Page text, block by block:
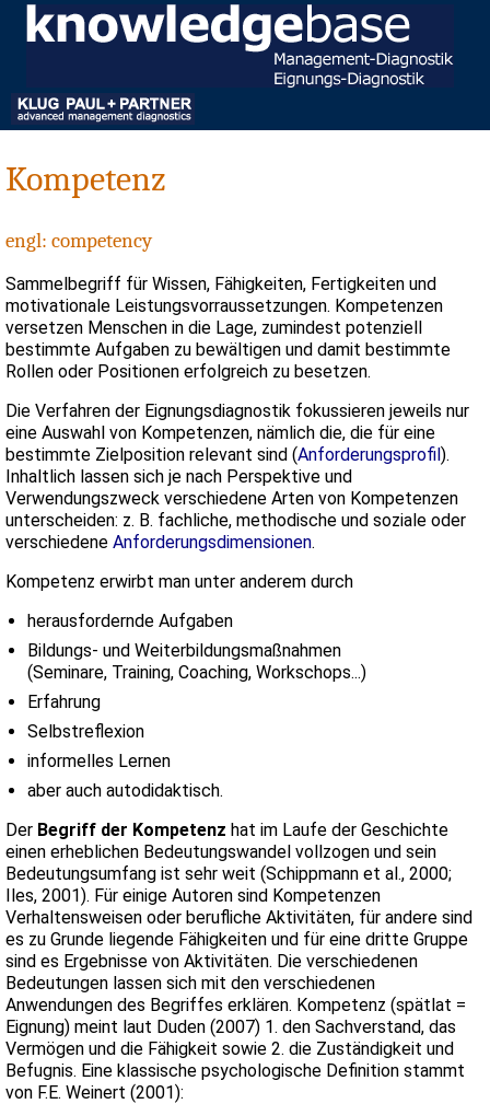
Kompetenz
engl: competency
Sammelbegriff für Wissen, Fähigkeiten, Fertigkeiten und
motivationale Leistungsvorraussetzungen. Kompetenzen
versetzen Menschen in die Lage, zumindest potenziell
bestimmte Aufgaben zu bewältigen und damit bestimmte
Rollen oder Positionen erfolgreich zu besetzen.
Die Verfahren der Eignungsdiagnostik fokussieren jeweils nur
eine Auswahl von Kompetenzen, nämlich die, die für eine
bestimmte Zielposition relevant sind (Anforderungsprofil).
Inhaltlich lassen sich je nach Perspektive und
Verwendungszweck verschiedene Arten von Kompetenzen
unterscheiden: z. B. fachliche, methodische und soziale oder
verschiedene Anforderungsdimensionen.
Kompetenz erwirbt man unter anderem durch
herausfordernde Aufgaben
Bildungs- und Weiterbildungsmaßnahmen
(Seminare, Training, Coaching, Workschops...)
Erfahrung
Selbstreflexion
informelles Lernen
aber auch autodidaktisch.
Der Begriff der Kompetenz hat im Laufe der Geschichte
einen erheblichen Bedeutungswandel vollzogen und sein
Bedeutungsumfang ist sehr weit (Schippmann et al., 2000;
Iles, 2001). Für einige Autoren sind Kompetenzen
Verhaltensweisen oder berufliche Aktivitäten, für andere sind
es zu Grunde liegende Fähigkeiten und für eine dritte Gruppe
sind es Ergebnisse von Aktivitäten. Die verschiedenen
Bedeutungen lassen sich mit den verschiedenen
Anwendungen des Begriffes erklären. Kompetenz (spätlat =
Eignung) meint laut Duden (2007) 1. den Sachverstand, das
Vermögen und die Fähigkeit sowie 2. die Zuständigkeit und
Befugnis. Eine klassische psychologische Definition stammt
von F.E. Weinert (2001):